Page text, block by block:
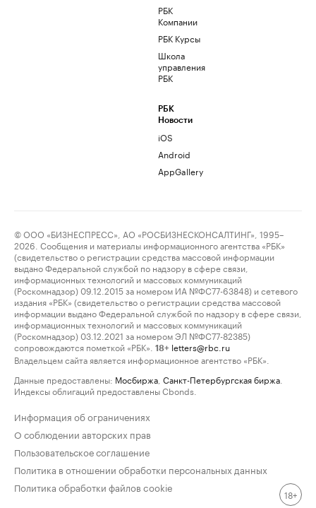
РБК
Компании
РБК Курсы
Школа
управления
РБК
РБК
Новости
iOS
Android
AppGallery
© ООО «БИЗНЕСПРЕСС», АО «РОСБИЗНЕСКОНСАЛТИНГ», 1995–
2026. Сообщения и материалы информационного агентства «РБК»
(свидетельство о регистрации средства массовой информации
выдано Федеральной службой по надзору в сфере связи,
информационных технологий и массовых коммуникаций
(Роскомнадзор) 09.12.2015 за номером ИА №ФС77-63848) и сетевого
издания «РБК» (свидетельство о регистрации средства массовой
информации выдано Федеральной службой по надзору в сфере связи,
информационных технологий и массовых коммуникаций
(Роскомнадзор) 03.12.2021 за номером ЭЛ №ФС77-82385)
сопровождаются пометкой «РБК».
18+ letters@rbc.ru
Владельцем сайта является информационное агентство «РБК».
Данные предоставлены: Мосбиржа Санкт-Петербургская биржа
Индексы облигаций предоставлены Cbonds.
Информация об ограничениях
О соблюдении авторских прав
Пользовательское соглашение
Политика в отношении обработки персональных данных
Политика обработки файлов cookie
18+